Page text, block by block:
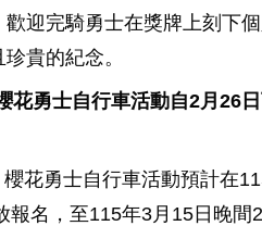
迎完騎勇士在獎牌上刻下
貴的紀念。
花勇士自行車活動自2月26
花勇士自行車活動預計在
報名，至115年3月15日晚間